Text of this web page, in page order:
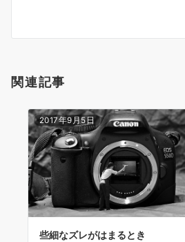
ン
関連記事
2017年9月5日
些細なズレがはまるとき